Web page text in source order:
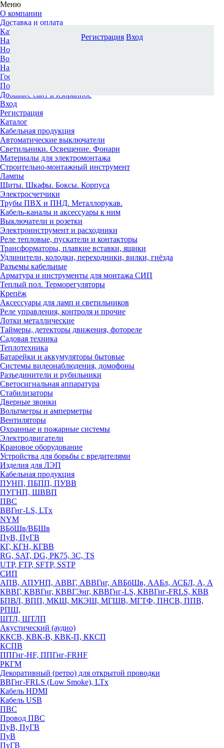
Меню
О компании
Доставка и оплата
Каталог
Наши офисы
Новости и новинки
Вопрос-ответ
Наша команда
Гос. заказчикам
Поставщикам
Добавьте сайт в избранное
Вход
Регистрация
Каталог
Кабельная продукция
Автоматические выключатели
Светильники. Освещение. Фонари
Материалы для электромонтажа
Строительно-монтажный инструмент
Лампы
Щиты. Шкафы. Боксы. Корпуса
Электросчетчики
Трубы ПВХ и ПНД. Металлорукав.
Кабель-каналы и аксессуары к ним
Выключатели и розетки
Электроинструмент и расходники
Реле тепловые, пускатели и контакторы
Трансформаторы, плавкие вставки, ящики
Удлинители, колодки, переходники, вилки, гнёзда
Разъемы кабельные
Арматура и инструменты для монтажа СИП
Теплый пол. Терморегуляторы
Крепёж
Аксессуары для ламп и светильников
Реле управления, контроля и прочие
Лотки металлические
Таймеры, детекторы движения, фотореле
Садовая техника
Теплотехника
Батарейки и аккумуляторы бытовые
Системы видеонаблюдения, домофоны
Разъединители и рубильники
Светосигнальная аппаратура
Стабилизаторы
Дверные звонки
Вольтметры и амперметры
Вентиляторы
Охранные и пожарные системы
Электродвигатели
Крановое оборудование
Устройства для борьбы с вредителями
Изделия для ЛЭП
Кабельная продукция
ПУНП, ПБПП, ПУВВ
ПУГНП, ШВВП
ПВС
ВВГнг-LS, LTx
NYM
ВБбШв/ВБШв
ПуВ, ПуГВ
КГ, КГН, КГВВ
RG, SAT, DG, РК75, 3С, TS
UTP, FTP, SFTP, SSTP
СИП
АПВ, АПУНП, АВВГ, АВВГнг, АВБбШв, ААБл, АСБЛ, А, А
КВВГ, КВВГнг, КВВГЭнг, КВВГнг-LS, КВВГнг-FRLS, КВВ
БПВЛ, ВПП, МКШ, МКЭШ, МГШВ, МГТФ, ПНСВ, ППВ,
РПШ,
ШТЛ, ШТЛП
Акустический (аудио)
ККСВ, КВК-В, КВК-П, ККСП
КСПВ
ППГнг-HF, ППГнг-FRHF
РКГМ
Декоративный (ретро) для открытой проводки
ВВГнг-FRLS (Low Smoke), LTx
Кабель HDMI
Кабель USB
ПВС
Провод ПВС
ПуВ, ПуГВ
ПуВ
ПуГВ
Регистрация Вход